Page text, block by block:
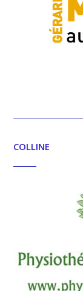
COLLINE